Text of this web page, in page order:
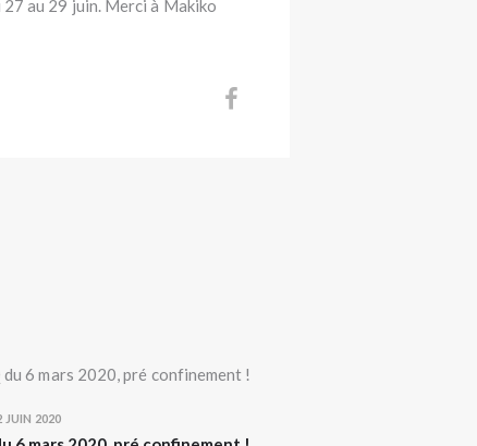
au 29 juin. Merci à Makiko
JUIN 2020